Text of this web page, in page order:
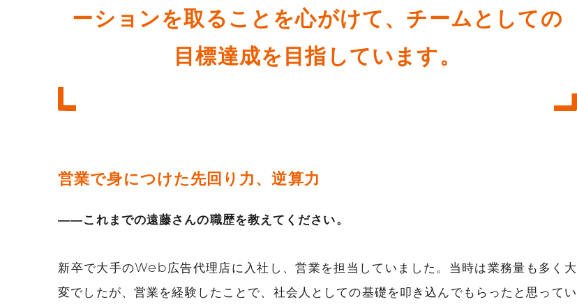
ーションを取ることを心がけて、チームとしての
目標達成を目指しています。
営業で身につけた先回り力、逆算力
――これまでの遠藤さんの職歴を教えてください。
新卒で大手のWeb広告代理店に入社し、営業を担当していました。当時は業務量も多く大
変でしたが、営業を経験したことで、社会人としての基礎を叩き込んでもらったと思ってい